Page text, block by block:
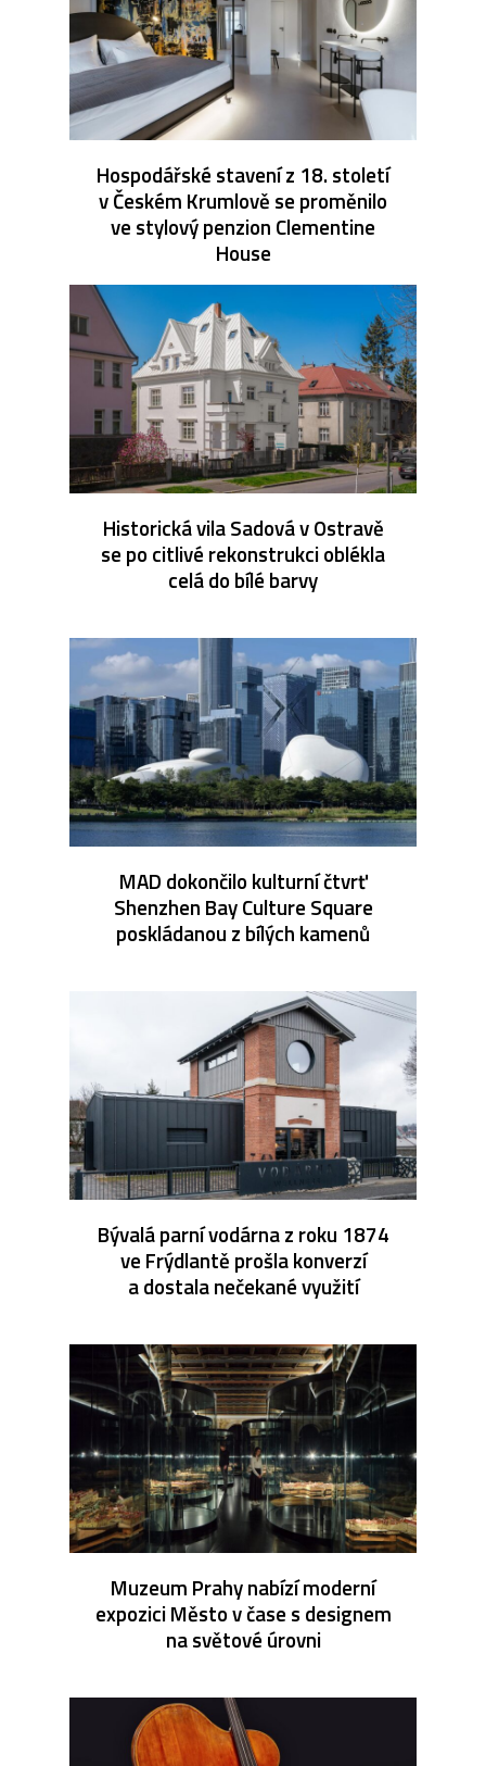
Hospodářské stavení z 18. století
v Českém Krumlově se proměnilo
ve stylový penzion Clementine
House
Historická vila Sadová v Ostravě
se po citlivé rekonstrukci oblékla
celá do bílé barvy
MAD dokončilo kulturní čtvrť
Shenzhen Bay Culture Square
poskládanou z bílých kamenů
Bývalá parní vodárna z roku 1874
ve Frýdlantě prošla konverzí
a dostala nečekané využití
Muzeum Prahy nabízí moderní
expozici Město v čase s designem
na světové úrovni